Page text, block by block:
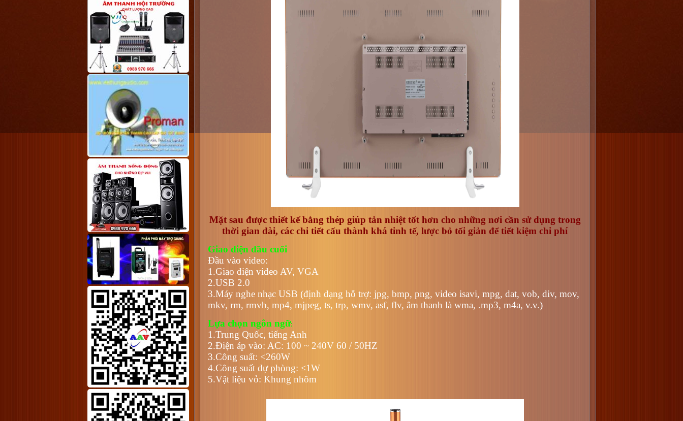
Mặt sau được thiết kế bằng thép giúp tản nhiệt tốt hơn cho những nơi cần sử dụng trong
thời gian dài, các chi tiết cấu thành khá tinh tế, lược bỏ tối giản để tiết kiệm chi phí
Giao diện đầu cuối
Đầu vào video:
1.Giao diện video AV, VGA
2.USB 2.0
3.Máy nghe nhạc USB (định dạng hỗ trợ: jpg, bmp, png, video isavi, mpg, dat, vob, div, mov,
mkv, rm, rmvb, mp4, mjpeg, ts, trp, wmv, asf, flv, âm thanh là wma, .mp3, m4a, v.v.)
Lựa chọn ngôn ngữ:
1.Trung Quốc, tiếng Anh
2.Điện áp vào: AC: 100 ~ 240V 60 / 50HZ
3.Công suất: <260W
4.Công suất dự phòng: ≤1W
5.Vật liệu vỏ: Khung nhôm